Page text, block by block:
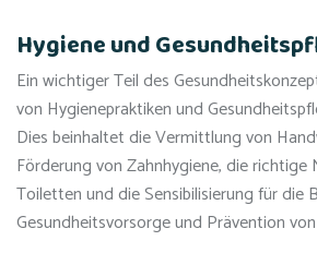
Hygiene und
Ein wichtiger Teil des
von Hygienepraktiken und
Dies beinhaltet die Vermittlung von
Förderung von Zahnhygiene, die richtige
Toiletten und die Sensibilisierung für die
Gesundheitsvorsorge und Prävention